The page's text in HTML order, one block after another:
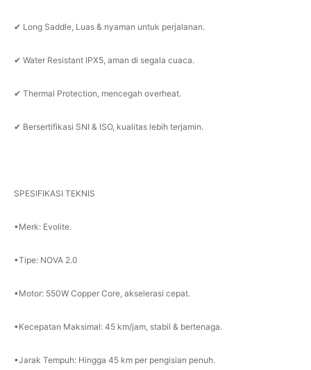
✔ Long Saddle, Luas & nyaman untuk perjalanan.
✔ Water Resistant IPX5, aman di segala cuaca.
✔ Thermal Protection, mencegah overheat.
✔ Bersertifikasi SNI & ISO, kualitas lebih terjamin.
SPESIFIKASI TEKNIS
•Merk: Evolite.
•Tipe: NOVA 2.0
•Motor: 550W Copper Core, akselerasi cepat.
•Kecepatan Maksimal: 45 km/jam, stabil & bertenaga.
•Jarak Tempuh: Hingga 45 km per pengisian penuh.